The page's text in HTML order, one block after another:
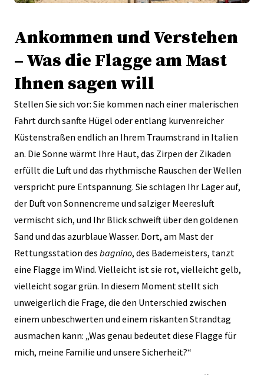
Ankommen und Verstehen
– Was die Flagge am Mast
Ihnen sagen will
Stellen Sie sich vor: Sie kommen nach einer malerischen
Fahrt durch sanfte Hügel oder entlang kurvenreicher
Küstenstraßen endlich an Ihrem Traumstrand in Italien
an. Die Sonne wärmt Ihre Haut, das Zirpen der Zikaden
erfüllt die Luft und das rhythmische Rauschen der Wellen
verspricht pure Entspannung. Sie schlagen Ihr Lager auf,
der Duft von Sonnencreme und salziger Meeresluft
vermischt sich, und Ihr Blick schweift über den goldenen
Sand und das azurblaue Wasser. Dort, am Mast der
Rettungsstation des bagnino, des Bademeisters, tanzt
eine Flagge im Wind. Vielleicht ist sie rot, vielleicht gelb,
vielleicht sogar grün. In diesem Moment stellt sich
unweigerlich die Frage, die den Unterschied zwischen
einem unbeschwerten und einem riskanten Strandtag
ausmachen kann: „Was genau bedeutet diese Flagge für
mich, meine Familie und unsere Sicherheit?“